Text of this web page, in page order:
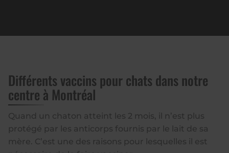
Différents vaccins pour chats dans notre
centre à Montréal
Quand un chaton atteint les 2 mois, il n’est plus
protégé par les anticorps fournis par le lait de sa
mère. C’est une des raisons pour lesquelles il est